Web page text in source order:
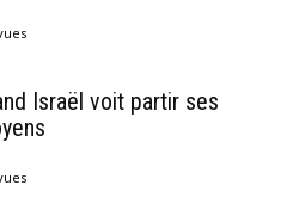
Israël voit partir ses